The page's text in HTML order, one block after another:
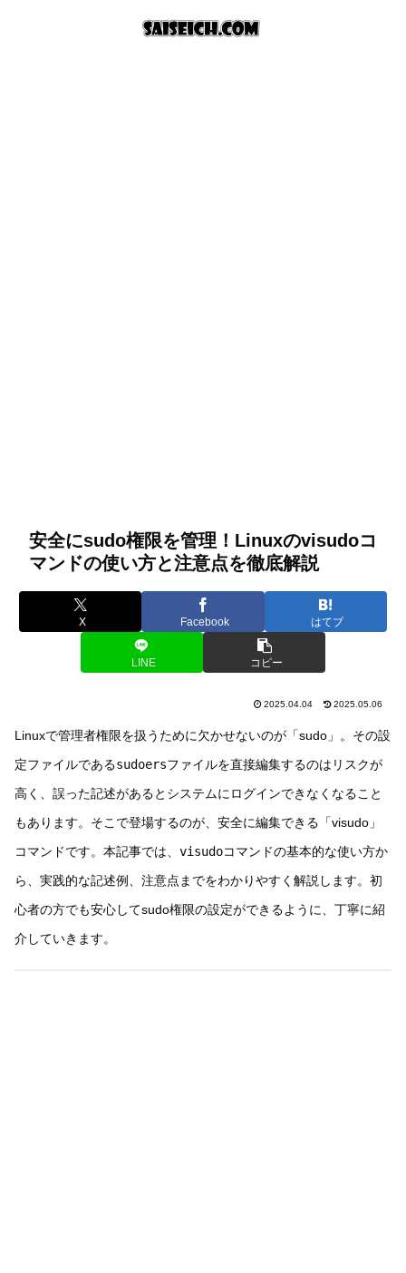
安全にsudo権限を管理！Linuxのvisudoコ
マンドの使い方と注意点を徹底解説
X Facebook はてブ
LINE コピー
2025.04.04 2025.05.06
Linuxで管理者権限を扱うために欠かせないのが「sudo」。その設
定ファイルであるsudoersファイルを直接編集するのはリスクが
高く、誤った記述があるとシステムにログインできなくなること
もあります。そこで登場するのが、安全に編集できる「visudo」
コマンドです。本記事では、 visudoコマンドの基本的な使い方か
ら、実践的な記述例、注意点までをわかりやすく解説します。初
心者の方でも安心してsudo権限の設定ができるように、丁寧に紹
介していきます。